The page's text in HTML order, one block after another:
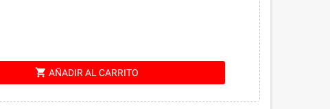
shopping_cart AÑADIR AL CARRITO